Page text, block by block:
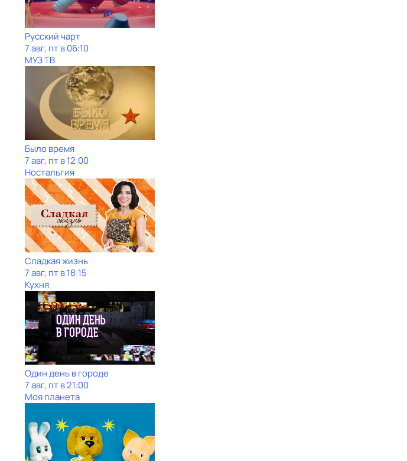
Рycский чарт
7 авг, пт в 06:10
МУЗ ТВ
Было время
7 авг, пт в 12:00
Ностальгия
Сладкая жизнь
7 авг, пт в 18:15
Кухня
Один день в городе
7 авг, пт в 21:00
Моя планета